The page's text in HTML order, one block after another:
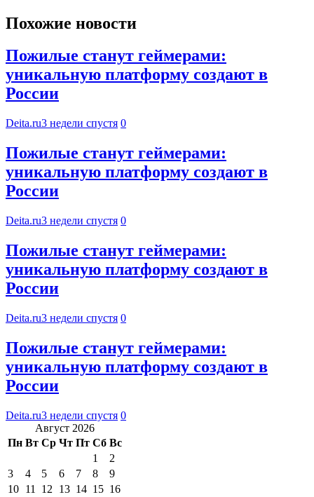
Похожие новости
Пожилые станут геймерами:
уникальную платформу создают в
России
Deita.ru3 недели спустя 0
Пожилые станут геймерами:
уникальную платформу создают в
России
Deita.ru3 недели спустя 0
Пожилые станут геймерами:
уникальную платформу создают в
России
Deita.ru3 недели спустя 0
Пожилые станут геймерами:
уникальную платформу создают в
России
Deita.ru3 недели спустя 0
Август 2026
Пн Вт Ср Чт Пт Сб Вс
1
2
3
4 5 6 7 8
9
10 11 12 13 14 15 16